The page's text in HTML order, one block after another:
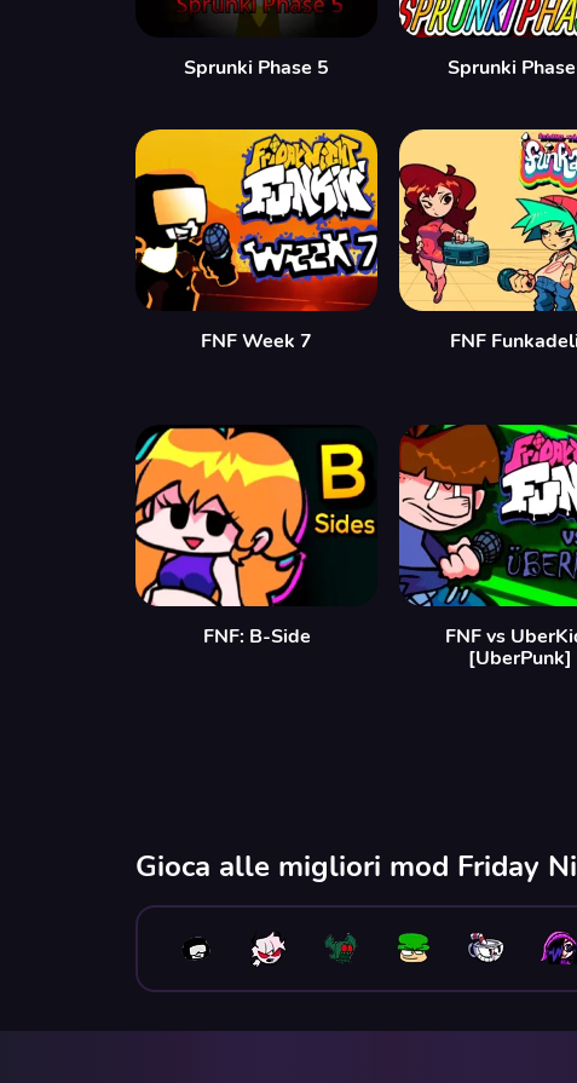
Sprunki Phase 5 Sprunki
FNF Week 7 FNF
FNF: B-Side
FNF vs
[UberPunk]
Gioca alle migliori mod Friday